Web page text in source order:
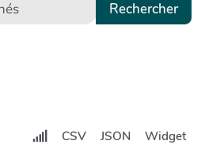
CSV JSON Widget